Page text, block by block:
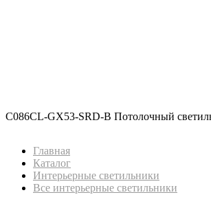
C086CL-GX53-SRD-B Потолочный
Главная
Каталог
Интерьерные светильники
Все интерьерные светильники